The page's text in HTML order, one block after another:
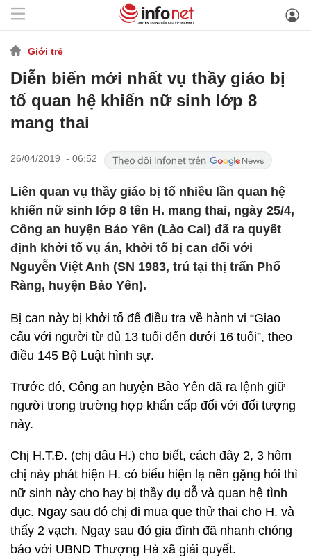
Giới trẻ
Diễn biến mới nhất vụ thầy giáo bị
tố quan hệ khiến nữ sinh lớp 8
mang thai
26/04/2019 - 06:52
Liên quan vụ thầy giáo bị tố nhiều lần quan hệ
khiến nữ sinh lớp 8 tên H. mang thai, ngày 25/4,
Công an huyện Bảo Yên (Lào Cai) đã ra quyết
định khởi tố vụ án, khởi tố bị can đối với
Nguyễn Việt Anh (SN 1983, trú tại thị trấn Phố
Ràng, huyện Bảo Yên).
Bị can này bị khởi tố để điều tra về hành vi “Giao
cấu với người từ đủ 13 tuổi đến dưới 16 tuổi”, theo
điều 145 Bộ Luật hình sự.
Trước đó, Công an huyện Bảo Yên đã ra lệnh giữ
người trong trường hợp khẩn cấp đối với đối tượng
này.
Chị H.T.Đ. (chị dâu H.) cho biết, cách đây 2, 3 hôm
chị này phát hiện H. có biểu hiện lạ nên gặng hỏi thì
nữ sinh này cho hay bị thầy dụ dỗ và quan hệ tình
dục. Ngay sau đó chị đi mua que thử thai cho H. và
thấy 2 vạch. Ngay sau đó gia đình đã nhanh chóng
báo với UBND Thượng Hà xã giải quyết.